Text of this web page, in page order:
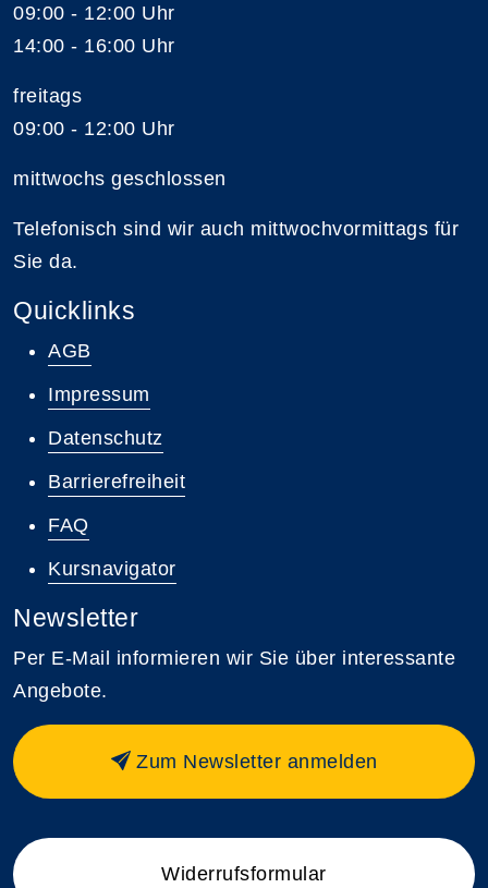
09:00 - 12:00 Uhr
14:00 - 16:00 Uhr
freitags
09:00 - 12:00 Uhr
mittwochs geschlossen
Telefonisch sind wir auch mittwochvormittags für
Sie da.
Quicklinks
AGB
Impressum
Datenschutz
Barrierefreiheit
FAQ
Kursnavigator
Newsletter
Per E-Mail informieren wir Sie über interessante
Angebote.
Zum Newsletter anmelden
Widerrufsformular